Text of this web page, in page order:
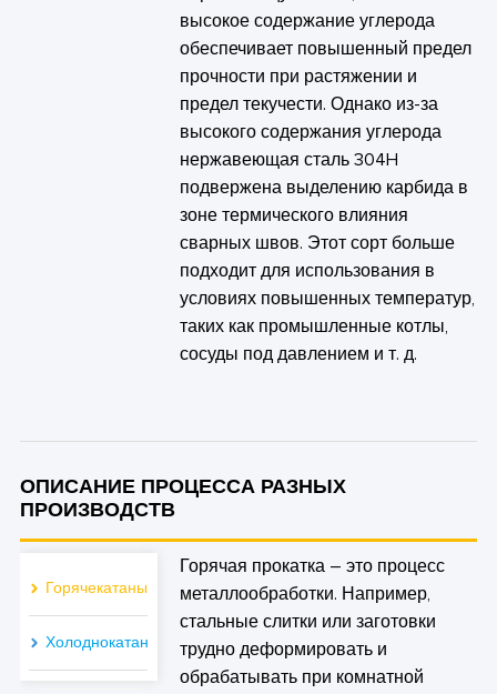
высокое содержание углерода
обеспечивает повышенный предел
прочности при растяжении и
предел текучести. Однако из-за
высокого содержания углерода
нержавеющая сталь 304H
подвержена выделению карбида в
зоне термического влияния
сварных швов. Этот сорт больше
подходит для использования в
условиях повышенных температур,
таких как промышленные котлы,
сосуды под давлением и т. д.
ОПИСАНИЕ ПРОЦЕССА РАЗНЫХ
ПРОИЗВОДСТВ
Горячекатаный
Холоднокатаные
Горячая прокатка – это процесс
металлообработки. Например,
стальные слитки или заготовки
трудно деформировать и
обрабатывать при комнатной